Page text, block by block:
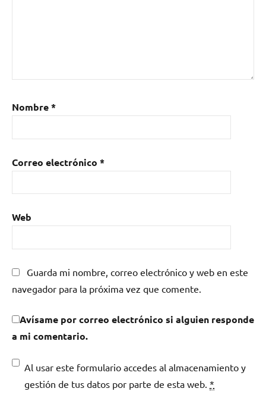
Nombre*
Correo electrónico *
Web
Guarda mi nombre, correo electrónico y web en este
navegador para la próxima vez que comente.
Avísame por correo electrónico si alguien responde
a mi comentario.
Al usar este formulario accedes al almacenamiento y
gestión de tus datos por parte de esta web. *